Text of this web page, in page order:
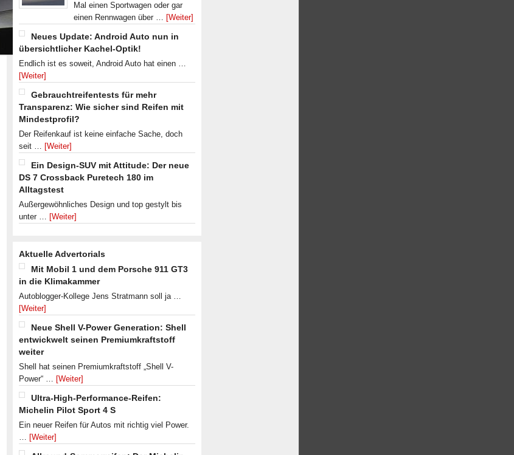
Mal einen Sportwagen oder gar
einen Rennwagen über … [Weiter]
Neues Update: Android Auto nun in
übersichtlicher Kachel-Optik!
Endlich ist es soweit, Android Auto hat einen …
[Weiter]
Gebrauchtreifentests für mehr
Transparenz: Wie sicher sind Reifen mit
Mindestprofil?
Der Reifenkauf ist keine einfache Sache, doch
seit … [Weiter]
Ein Design-SUV mit Attitude: Der neue
DS 7 Crossback Puretech 180 im
Alltagstest
Außergewöhnliches Design und top gestylt bis
unter … [Weiter]
Aktuelle Advertorials
Mit Mobil 1 und dem Porsche 911 GT3
in die Klimakammer
Autoblogger-Kollege Jens Stratmann soll ja …
[Weiter]
Neue Shell V-Power Generation: Shell
entwickwelt seinen Premiumkraftstoff
weiter
Shell hat seinen Premiumkraftstoff „Shell V-
Power“ … [Weiter]
Ultra-High-Performance-Reifen:
Michelin Pilot Sport 4 S
Ein neuer Reifen für Autos mit richtig viel Power.
… [Weiter]